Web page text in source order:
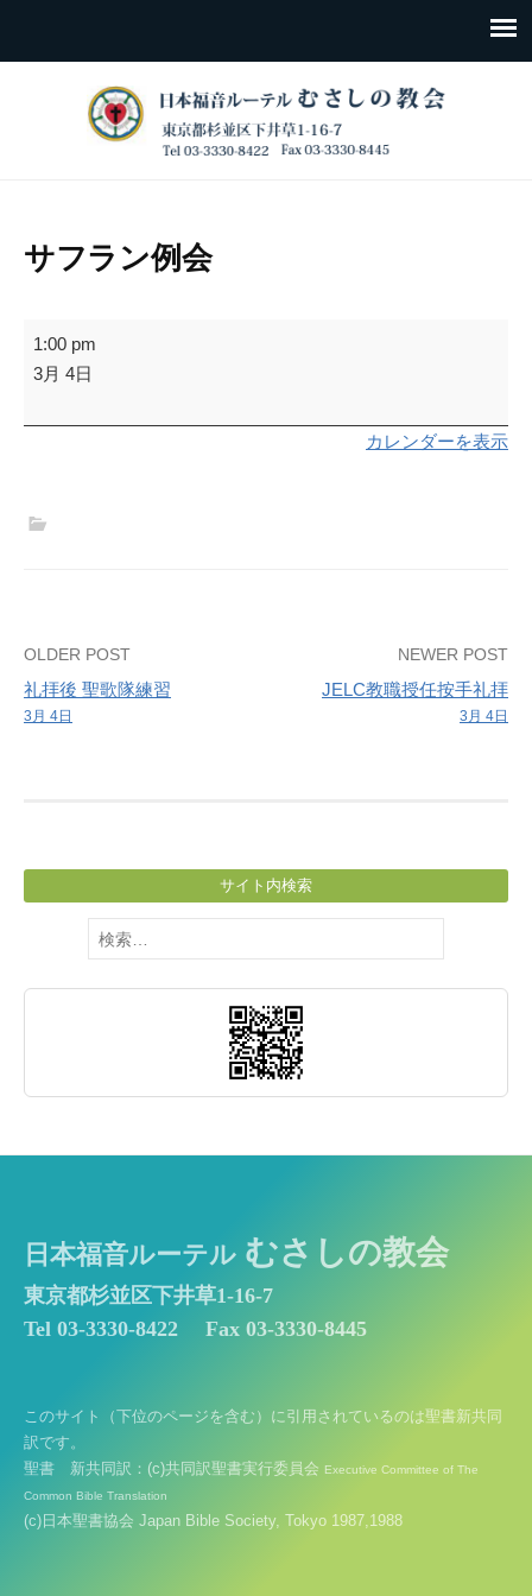
サフラン例会
サ
フ
ン
1:00 pm
3月 4日
カレンダーを表示
Post
navigation
OLDER POST
礼拝後 聖歌隊練習
3月 4日
NEWER POST
JELC教職授任按手礼拝
3月 4日
サイト内検索
検
索:
日本福音ルーテル むさしの教会
東京都杉並区下井草1-16-7
Tel 03-3330-8422
Fax 03-3330-8445
このサイト（下位のページを含む）に引用されているのは聖書新共同
訳です。
聖書 新共同訳：(c)共同訳聖書実行委員会 Executive Committee of The
Common Bible Translation
(c)日本聖書協会 Japan Bible Society, Tokyo 1987,1988